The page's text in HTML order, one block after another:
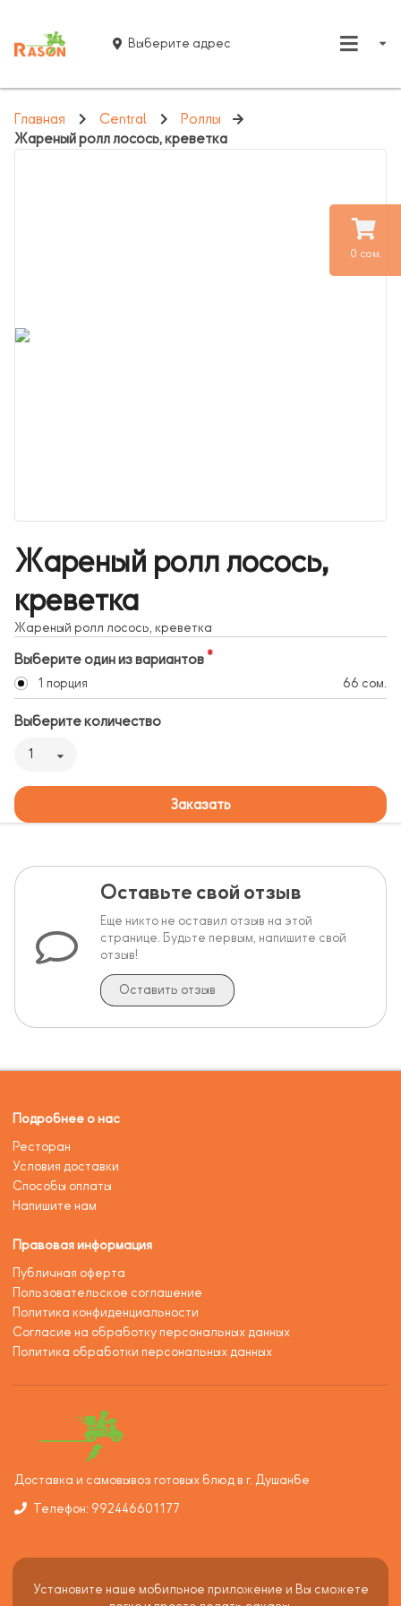
0 сом.
Выберите адрес
Главная Central
Роллы
Жареный ролл лосось, креветка
Жареный ролл лосось,
креветка
Жареный ролл лосось, креветка
Выберите один из вариантов
1 порция 66 сом.
Выберите количество
1
Заказать
Оставьте свой отзыв
Еще никто не оставил отзыв на этой
странице. Будьте первым, напишите свой
отзыв!
Оставить отзыв
Подробнее о нас
Ресторан
Условия доставки
Способы оплаты
Напишите нам
Правовая информация
Публичная оферта
Пользовательское соглашение
Политика конфиденциальности
Согласие на обработку персональных данных
Политика обработки персональных данных
Доставка и самовывоз готовых блюд в г. Душанбе
Телефон: 992446601177
Установите наше мобильное приложение и Вы сможете